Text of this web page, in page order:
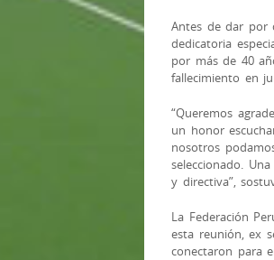
Antes de dar por
dedicatoria
por más de 40
fallecimiento en
“Queremos
un honor
nosotros
seleccionado.
y directiva”,
La Federación
esta reunión, ex
conectaron para